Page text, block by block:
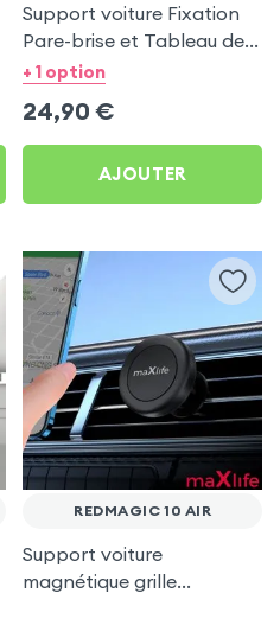
Support voiture Fixation
Pare-brise et Tableau de
bord pour RedMagic 10
+ 1 option
24,90 €
AJOUTER
REDMAGIC 10 AIR
Support voiture
magnétique grille